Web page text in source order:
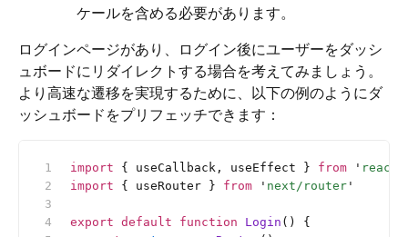
ケールを含める必要があります。
ログインページがあり、ログイン後にユーザーをダッシ
ュボードにリダイレクトする場合を考えてみましょう。
より高速な遷移を実現するために、以下の例のようにダ
ッシュボードをプリフェッチできます：
import { useCallback, useEffect } from ' react
import { useRouter } from ' next/router '
export default function Login () {